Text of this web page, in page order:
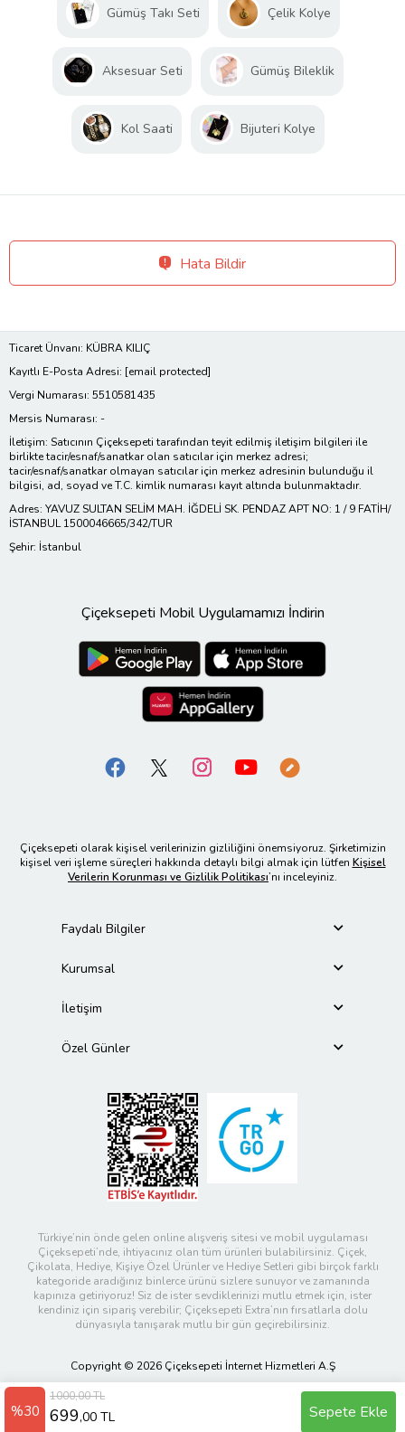
%30
1000,00 TL
699,00 TL Sepete Ekle
Gümüş Takı Seti Çelik Kolye
Aksesuar Seti Gümüş Bileklik
Kol Saati Bijuteri Kolye
Hata Bildir
Ticaret Ünvanı: KÜBRA KILIÇ
Kayıtlı E-Posta Adresi: [email protected]
Vergi Numarası: 5510581435
Mersis Numarası: -
İletişim: Satıcının Çiçeksepeti tarafından teyit edilmiş iletişim bilgileri ile
birlikte tacir/esnaf/sanatkar olan satıcılar için merkez adresi;
tacir/esnaf/sanatkar olmayan satıcılar için merkez adresinin bulunduğu il
bilgisi, ad, soyad ve T.C. kimlik numarası kayıt altında bulunmaktadır.
Adres: YAVUZ SULTAN SELİM MAH. İĞDELİ SK. PENDAZ APT NO: 1 / 9 FATİH/
İSTANBUL 1500046665/342/TUR
Şehir: İstanbul
Çiçeksepeti Mobil Uygulamamızı İndirin
Çiçeksepeti olarak kişisel verilerinizin gizliliğini önemsiyoruz. Şirketimizin
kişisel veri işleme süreçleri hakkında detaylı bilgi almak için lütfen Kişisel
Verilerin Korunması ve Gizlilik Politikası’nı inceleyiniz.
Faydalı Bilgiler
Kurumsal
İletişim
Özel Günler
Türkiye’nin önde gelen online alışveriş sitesi ve mobil uygulaması
Çiçeksepeti’nde, ihtiyacınız olan tüm ürünleri bulabilirsiniz. Çiçek,
Çikolata, Hediye, Kişiye Özel Ürünler ve Hediye Setleri gibi birçok farklı
kategoride aradığınız binlerce ürünü sizlere sunuyor ve zamanında
kapınıza getiriyoruz! Siz de ister sevdiklerinizi mutlu etmek için, ister
kendiniz için sipariş verebilir; Çiçeksepeti Extra’nın fırsatlarla dolu
dünyasıyla tanışarak mutlu bir gün geçirebilirsiniz.
Copyright © 2026 Çiçeksepeti İnternet Hizmetleri A.Ş